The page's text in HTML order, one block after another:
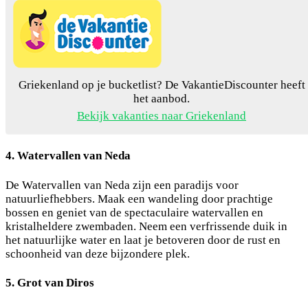
Griekenland op je bucketlist? De VakantieDiscounter heeft
het aanbod.
Bekijk vakanties naar Griekenland
4. Watervallen van Neda
De Watervallen van Neda zijn een paradijs voor
natuurliefhebbers. Maak een wandeling door prachtige
bossen en geniet van de spectaculaire watervallen en
kristalheldere zwembaden. Neem een verfrissende duik in
het natuurlijke water en laat je betoveren door de rust en
schoonheid van deze bijzondere plek.
5. Grot van Diros